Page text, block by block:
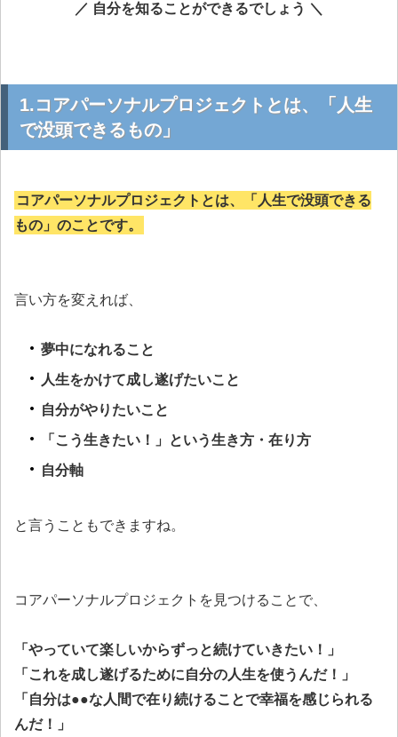
／ 自分を知ることができるでしょう ＼
1.コアパーソナルプロジェクトとは、「人生
で没頭できるもの」
コアパーソナルプロジェクトとは、「人生で没頭できる
もの」のことです。
言い方を変えれば、
夢中になれること
人生をかけて成し遂げたいこと
自分がやりたいこと
「こう生きたい！」という生き方・在り方
自分軸
と言うこともできますね。
コアパーソナルプロジェクトを見つけることで、
「やっていて楽しいからずっと続けていきたい！」
「これを成し遂げるために自分の人生を使うんだ！」
「自分は●●な人間で在り続けることで幸福を感じられる
んだ！」